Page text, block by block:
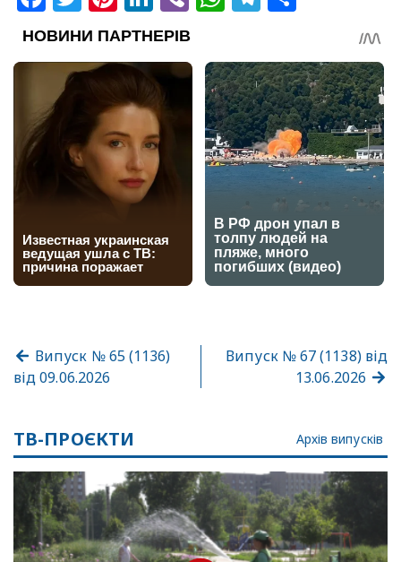
Випуск № 65 (1136)
від 09.06.2026
Випуск № 67 (1138) від
13.06.2026
ТВ-ПРОЄКТИ Архів випусків